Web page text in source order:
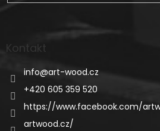
Kontakt
info@art-wood.cz
+420 605 359 520
https://www.facebook.com/
artwood.cz/